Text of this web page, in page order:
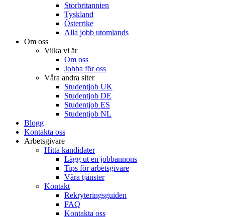
Storbritannien
Tyskland
Österrike
Alla jobb utomlands
Om oss
Vilka vi är
Om oss
Jobba för oss
Våra andra siter
Studentjob UK
Studentjob DE
Studentjob ES
Studentjob NL
Blogg
Kontakta oss
Arbetsgivare
Hitta kandidater
Lägg ut en jobbannons
Tips för arbetsgivare
Våra tjänster
Kontakt
Rekryteringsguiden
FAQ
Kontakta oss